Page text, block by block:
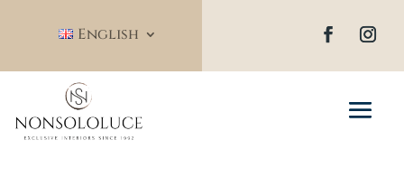
English